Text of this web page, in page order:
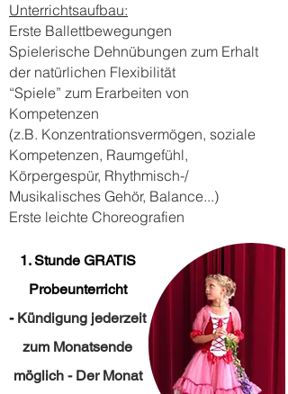
Unterrichtsaufbau:
Erste Ballettbewegungen
Spielerische Dehnübungen zum Erhalt
der natürlichen Flexibilität
“Spiele” zum Erarbeiten von
Kompetenzen
(z.B. Konzentrationsvermögen, soziale
Kompetenzen, Raumgefühl,
Körpergespür, Rhythmisch-/
Musikalisches Gehör, Balance...)
Erste leichte Choreografien
​1. Stunde GRATIS
Probeunterricht
- Kündigung jederzeit
zum Monatsende
möglich - Der Monat